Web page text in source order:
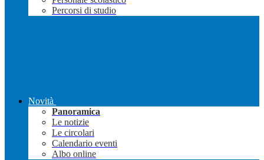
Percorsi di studio
Novità
Panoramica
Le notizie
Le circolari
Calendario eventi
Albo online